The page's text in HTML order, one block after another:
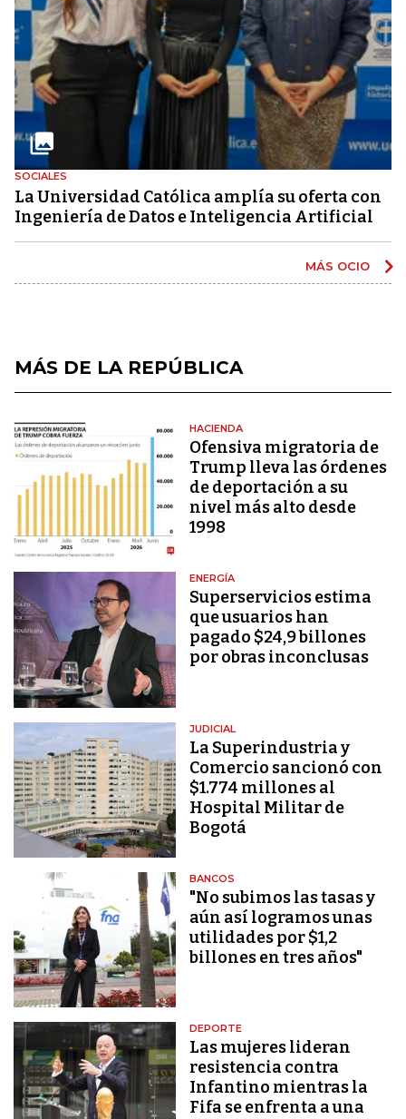
SOCIALES
La Universidad Católica amplía su oferta con
Ingeniería de Datos e Inteligencia Artificial
MÁS OCIO
MÁS DE LA REPÚBLICA
HACIENDA
Ofensiva migratoria de
Trump lleva las órdenes
de deportación a su
nivel más alto desde
1998
ENERGÍA
Superservicios estima
que usuarios han
pagado $24,9 billones
por obras inconclusas
JUDICIAL
La Superindustria y
Comercio sancionó con
$1.774 millones al
Hospital Militar de
Bogotá
BANCOS
"No subimos las tasas y
aún así logramos unas
utilidades por $1,2
billones en tres años"
DEPORTE
Las mujeres lideran
resistencia contra
Infantino mientras la
Fifa se enfrenta a una